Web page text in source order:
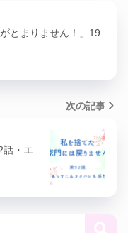
とまりません！」19
次の記事
話・エ